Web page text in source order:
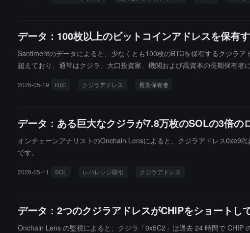
データ：100枚以上のビットコインアドレスを保有
Santimentのデータによると、少なくとも100枚のBTCを保有するクジラ
超えており、通常はクジラ、大口投資家、機関および高資本の長期保有
しています。特に注目すべきは、小口投資家が頻繁に恐怖、焦り、または
2026-05-19 BTC クジラアドレス 長期保有者
データ：ある巨大なクジラが7.8万枚のSOLの3倍の
オンチェーンアナリストのOnchain Lensによると、クジラアドレス
です。
2026-05-11 SOL レバレッジ取引 クジラアドレス
データ：2つのクジラアドレスがCHIPをショートし
Onchain Lens の監視によると、クジラ「0x5C2」は過去 24 時間で